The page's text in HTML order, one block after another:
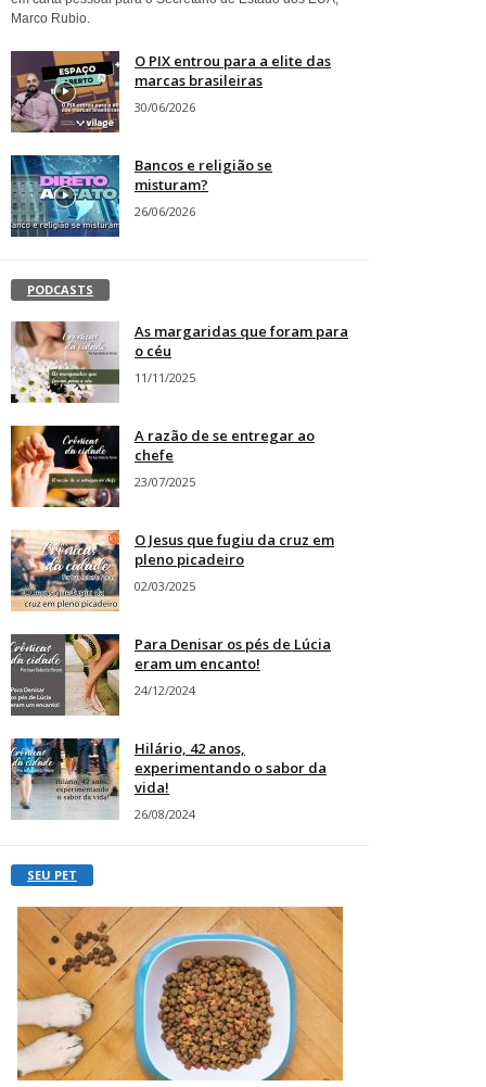
Marco Rubio.
O PIX entrou para a elite das
marcas brasileiras
30/06/2026
Bancos e religião se
misturam?
26/06/2026
PODCASTS
As margaridas que foram para
o céu
11/11/2025
A razão de se entregar ao
chefe
23/07/2025
O Jesus que fugiu da cruz em
pleno picadeiro
02/03/2025
Para Denisar os pés de Lúcia
eram um encanto!
24/12/2024
Hilário, 42 anos,
experimentando o sabor da
vida!
26/08/2024
SEU PET